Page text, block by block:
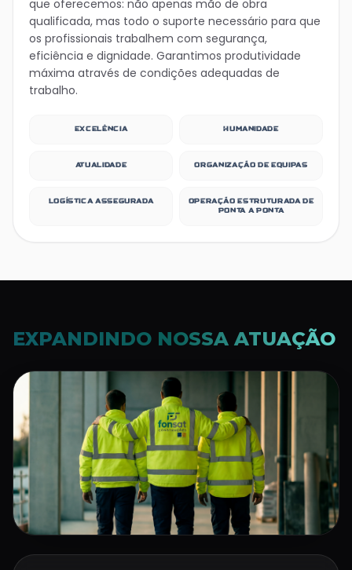
que oferecemos: não apenas mão de obra
qualificada, mas todo o suporte necessário para que
os profissionais trabalhem com segurança,
eficiência e dignidade. Garantimos produtividade
máxima através de condições adequadas de
trabalho.
EXCELÊNCIA HUMANIDADE
ATUALIDADE ORGANIZAÇÃO DE EQUIPAS
LOGÍSTICA ASSEGURADA
OPERAÇÃO ESTRUTURADA DE
PONTA A PONTA
EXPANDINDO NOSSA ATUAÇÃO